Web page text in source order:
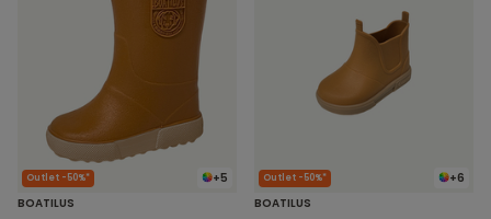
+5
Outlet -50%*
BOATILUS
+6
Outlet -50%*
BOATILUS